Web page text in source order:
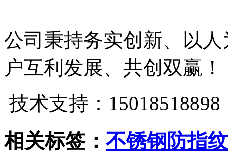
公司秉持务实创新、以
户互利发展、共创双赢！
技术支持：15018518898
相关标签： 不锈钢防指